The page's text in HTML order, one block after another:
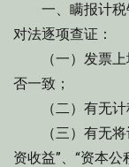
一、瞒报计税
对法逐项查证：
（一）发票上
否一致；
（二）有无计
（三）有无将计
资收益”、“资本